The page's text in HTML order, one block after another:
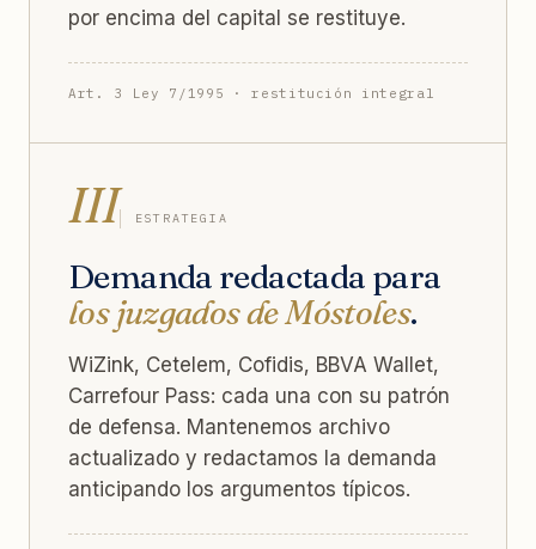
por encima del capital se restituye.
Art. 3 Ley 7/1995 · restitución integral
III ESTRATEGIA
Demanda redactada para
los juzgados de Móstoles.
WiZink, Cetelem, Cofidis, BBVA Wallet,
Carrefour Pass: cada una con su patrón
de defensa. Mantenemos archivo
actualizado y redactamos la demanda
anticipando los argumentos típicos.